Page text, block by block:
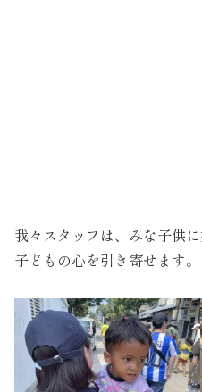
我々スタッフは、みな子供
子どもの心を引き寄せます。